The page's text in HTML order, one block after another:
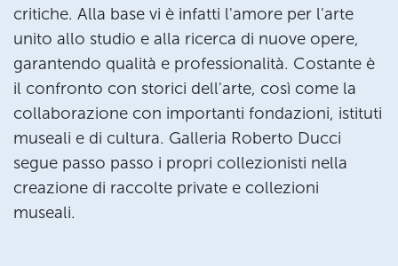
critiche. Alla base vi è infatti l'amore per l'arte
unito allo studio e alla ricerca di nuove opere,
garantendo qualità e professionalità. Costante è
il confronto con storici dell'arte, così come la
collaborazione con importanti fondazioni, istituti
museali e di cultura. Galleria Roberto Ducci
segue passo passo i propri collezionisti nella
creazione di raccolte private e collezioni
museali.